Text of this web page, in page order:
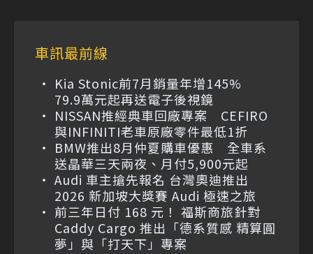
車訊最前線
Kia Stonic前7月銷量年增145%
79.9萬元起再送電子後視鏡
NISSAN推經典車回廠專案 CEFIRO
與INFINITI老車原廠零件最低1折
BMW推出8月仲夏購車優惠 全車系
送晶華三天兩夜、月付5,900元起
Audi 車主搶先報名 台灣奧迪推出
2026 新加坡大獎賽 Audi 極速之旅
前三年日付 168 元！ 福斯商旅針對
Caddy Cargo 推出「德系質感 精算圓
夢」與「打天下」專案